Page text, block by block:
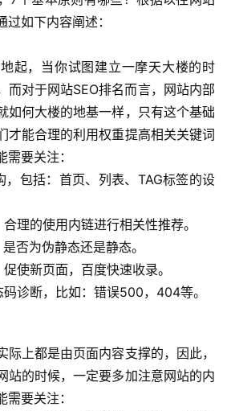
如下内容阐述：
起，当你试图建立一摩天大楼的时
而对于网站SEO排名而言，网站内部
如何大楼的地基一样，只有这个基础
才能合理的利用权重提高相关关键词
要关注：
包括：首页、列表、TAG标签的设
理的使用内链进行相关性推荐。
否为伪静态还是静态。
使新页面，百度快速收录。
诊断，比如：错误500，404等。
际上都是由页面内容支撑的，因此，
站的时候，一定要多加注意网站的内
要关注：